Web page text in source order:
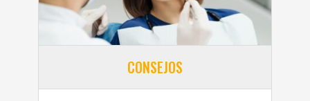
CONSEJOS